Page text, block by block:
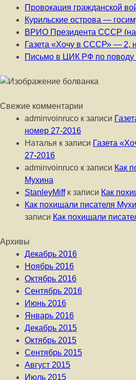
Провокация гражданской
Курильские острова —
ВРИО Президента СССР (на
Газета «Хочу в СССР» — 2,
Письмо в ЦИК РФ по поводу
Свежие комментарии
adminvoinruco к записи
номер 27-2016
Наталья к записи Газета
27-2016
adminvoinruco к записи Как
Мухина
StanleyMiffк записи Как
Как похищали писателя
записи Как похищали
Архивы
Декабрь 2016
Ноябрь 2016
Октябрь 2016
Сентябрь 2016
Июнь 2016
Январь 2016
Декабрь 2015
Октябрь 2015
Сентябрь 2015
Август 2015
Июль 2015